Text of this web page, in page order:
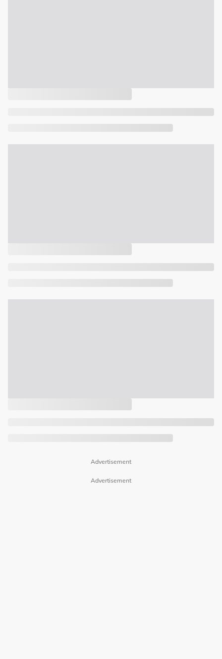
Advertisement
Advertisement